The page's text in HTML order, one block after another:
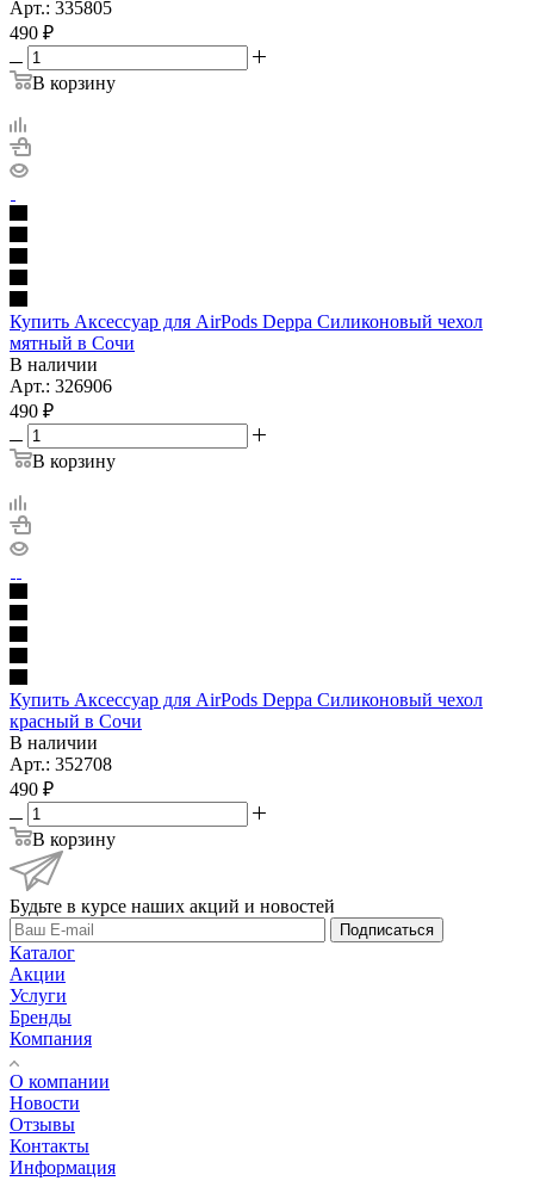
Арт.: 335805
490 ₽
В корзину
Купить Аксессуар для AirPods Deppa Силиконовый чехол
мятный в Сочи
В наличии
Арт.: 326906
490 ₽
В корзину
Купить Аксессуар для AirPods Deppa Силиконовый чехол
красный в Сочи
В наличии
Арт.: 352708
490 ₽
В корзину
Будьте в курсе наших акций и новостей
Подписаться
Каталог
Акции
Услуги
Бренды
Компания
О компании
Новости
Отзывы
Контакты
Информация